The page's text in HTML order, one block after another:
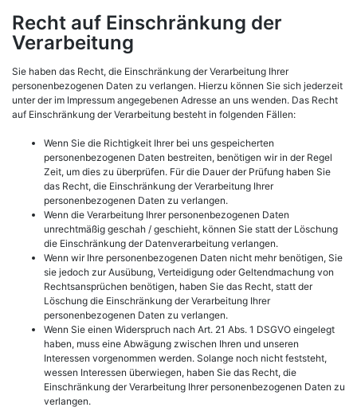
Recht auf Einschränkung der
Verarbeitung
Sie haben das Recht, die Einschränkung der Verarbeitung Ihrer
personenbezogenen Daten zu verlangen. Hierzu können Sie sich jederzeit
unter der im Impressum angegebenen Adresse an uns wenden. Das Recht
auf Einschränkung der Verarbeitung besteht in folgenden Fällen:
Wenn Sie die Richtigkeit Ihrer bei uns gespeicherten
personenbezogenen Daten bestreiten, benötigen wir in der Regel
Zeit, um dies zu überprüfen. Für die Dauer der Prüfung haben Sie
das Recht, die Einschränkung der Verarbeitung Ihrer
personenbezogenen Daten zu verlangen.
Wenn die Verarbeitung Ihrer personenbezogenen Daten
unrechtmäßig geschah / geschieht, können Sie statt der Löschung
die Einschränkung der Datenverarbeitung verlangen.
Wenn wir Ihre personenbezogenen Daten nicht mehr benötigen, Sie
sie jedoch zur Ausübung, Verteidigung oder Geltendmachung von
Rechtsansprüchen benötigen, haben Sie das Recht, statt der
Löschung die Einschränkung der Verarbeitung Ihrer
personenbezogenen Daten zu verlangen.
Wenn Sie einen Widerspruch nach Art. 21 Abs. 1 DSGVO eingelegt
haben, muss eine Abwägung zwischen Ihren und unseren
Interessen vorgenommen werden. Solange noch nicht feststeht,
wessen Interessen überwiegen, haben Sie das Recht, die
Einschränkung der Verarbeitung Ihrer personenbezogenen Daten zu
verlangen.